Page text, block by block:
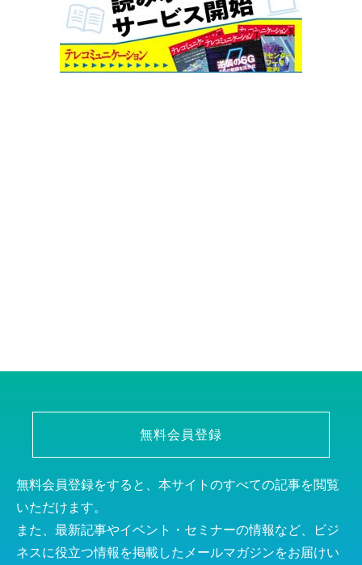
無料会員登録
無料会員登録をすると、本サイトのすべての記事を閲覧
いただけます。
また、最新記事やイベント・セミナーの情報など、ビジ
ネスに役立つ情報を掲載したメールマガジンをお届けい